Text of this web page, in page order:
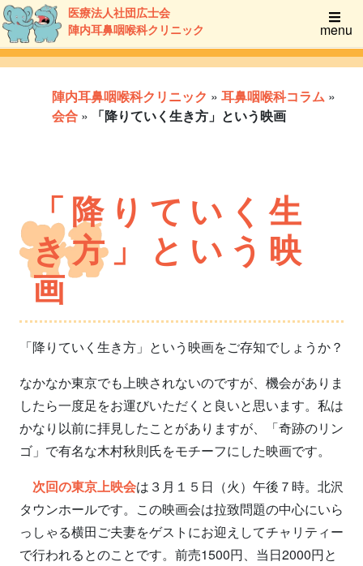
医療法人社団広士会
陣内耳鼻咽喉科クリニック
menu
陣内耳鼻咽喉科クリニック » 耳鼻咽喉科コラム »
会合 » 「降りていく生き方」という映画
「降りていく生
き方」という映
画
「降りていく生き方」という映画をご存知でしょうか？
なかなか東京でも上映されないのですが、機会がありま
したら一度足をお運びいただくと良いと思います。私は
かなり以前に拝見したことがありますが、「奇跡のリン
ゴ」で有名な木村秋則氏をモチーフにした映画です。
次回の東京上映会は３月１５日（火）午後７時。北沢
タウンホールです。この映画会は拉致問題の中心にいら
っしゃる横田ご夫妻をゲストにお迎えしてチャリティー
で行われるとのことです。前売1500円、当日2000円と